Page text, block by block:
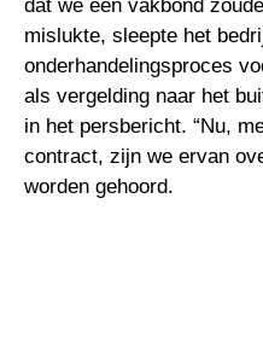
dat we een vakbond
mislukte, sleepte het
onderhandelingsproces
als vergelding naar het
in het persbericht. “Nu,
contract, zijn we ervan
worden gehoord.